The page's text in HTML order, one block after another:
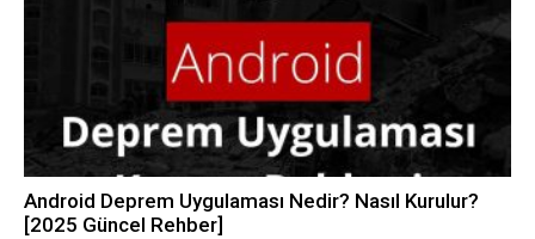
Android Deprem Uygulaması Nedir? Nasıl Kurulur?
[2025 Güncel Rehber]